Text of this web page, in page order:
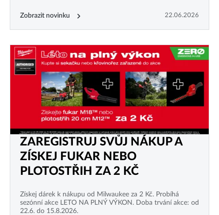
Zobrazit novinku 22.06.2026
ZAREGISTRUJ SVŮJ NÁKUP A
ZÍSKEJ FUKAR NEBO
PLOTOSTŘIH ZA 2 KČ
Získej dárek k nákupu od Milwaukee za 2 Kč. Probíhá
sezónní akce LETO NA PLNÝ VÝKON. Doba trvání akce: od
22.6. do 15.8.2026.